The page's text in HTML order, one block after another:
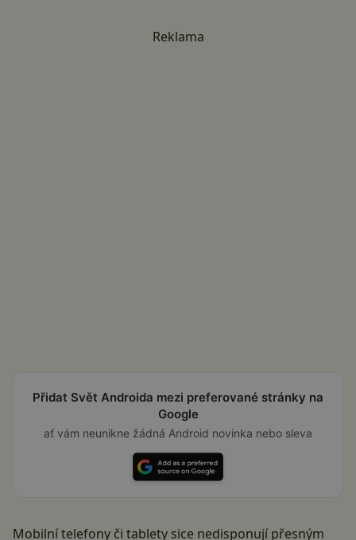
Reklama
Přidat Svět Androida mezi preferované stránky na
Google
ať vám neunikne žádná Android novinka nebo sleva
Mobilní telefony či tablety sice nedisponují přesným